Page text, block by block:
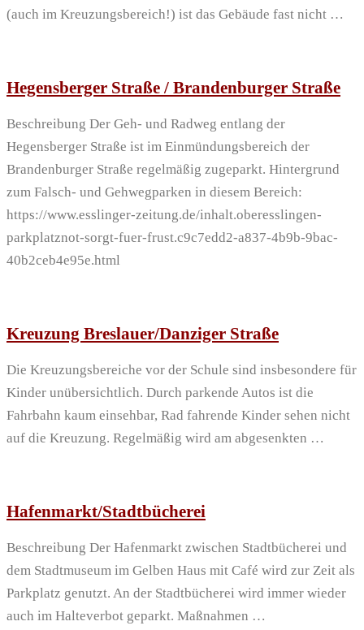
(auch im Kreuzungsbereich!) ist das Gebäude fast nicht …
Hegensberger Straße / Brandenburger Straße
Beschreibung Der Geh- und Radweg entlang der
Hegensberger Straße ist im Einmündungsbereich der
Brandenburger Straße regelmäßig zugeparkt. Hintergrund
zum Falsch- und Gehwegparken in diesem Bereich:
https://www.esslinger-zeitung.de/inhalt.oberesslingen-
parkplatznot-sorgt-fuer-frust.c9c7edd2-a837-4b9b-9bac-
40b2ceb4e95e.html
Kreuzung Breslauer/Danziger Straße
Die Kreuzungsbereiche vor der Schule sind insbesondere für
Kinder unübersichtlich. Durch parkende Autos ist die
Fahrbahn kaum einsehbar, Rad fahrende Kinder sehen nicht
auf die Kreuzung. Regelmäßig wird am abgesenkten …
Hafenmarkt/Stadtbücherei
Beschreibung Der Hafenmarkt zwischen Stadtbücherei und
dem Stadtmuseum im Gelben Haus mit Café wird zur Zeit als
Parkplatz genutzt. An der Stadtbücherei wird immer wieder
auch im Halteverbot geparkt. Maßnahmen …